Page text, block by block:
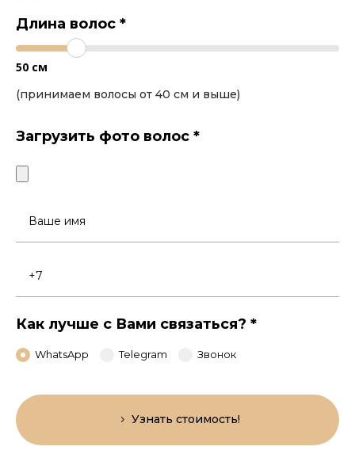
Длина волос *
50 см
(принимаем волосы от 40 см и выше)
Загрузить фото волос *
Ваше
имя
Номер
телефона
Как лучше с Вами связаться? *
WhatsApp Telegram Звонок
Узнать стоимость!